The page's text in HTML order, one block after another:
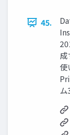
45.
使
ム